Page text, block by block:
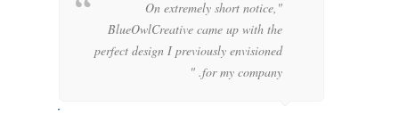
"On extremely short notice,
BlueOwlCreative came up with the
perfect design I previously envisioned
for my company. "
Stoner